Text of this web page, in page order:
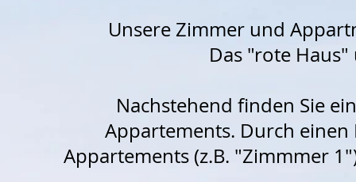
Unsere Zimmer und
Das "rote
Nachstehend finden Sie
Appartements. Durch
Appartements (z.B. "Zimmmer